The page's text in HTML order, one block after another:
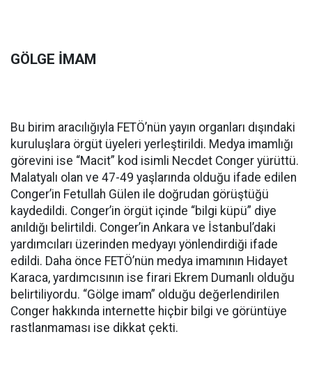
GÖLGE İMAM
Bu birim aracılığıyla FETÖ’nün yayın organları dışındaki
kuruluşlara örgüt üyeleri yerleştirildi. Medya imamlığı
görevini ise “Macit” kod isimli Necdet Conger yürüttü.
Malatyalı olan ve 47-49 yaşlarında olduğu ifade edilen
Conger’in Fetullah Gülen ile doğrudan görüştüğü
kaydedildi. Conger’in örgüt içinde “bilgi küpü” diye
anıldığı belirtildi. Conger’in Ankara ve İstanbul’daki
yardımcıları üzerinden medyayı yönlendirdiği ifade
edildi. Daha önce FETÖ’nün medya imamının Hidayet
Karaca, yardımcısının ise firari Ekrem Dumanlı olduğu
belirtiliyordu. “Gölge imam” olduğu değerlendirilen
Conger hakkında internette hiçbir bilgi ve görüntüye
rastlanmaması ise dikkat çekti.